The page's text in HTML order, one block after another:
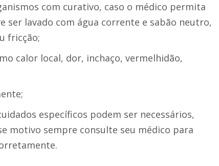
com curativo, caso o médico permita
ser lavado com água corrente e sabão neutro,
fricção;
calor local, dor, inchaço, vermelhidão,
específicos podem ser necessários,
motivo sempre consulte seu médico para